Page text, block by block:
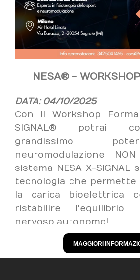
NESA® -
DATA: 04/10/2025
Con il Workshop
SIGNAL® potrai
grandissimo
neuromodulazione NON
sistema NESA X-SIGNAL
tecnologia che
la carica bioelettrica
ristabilire l'equilibrio
nervoso autonomo!...
MAGGIORI